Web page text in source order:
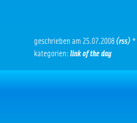
geschrieben am 25.07.2008 (rss) *
kategorien: link of the day